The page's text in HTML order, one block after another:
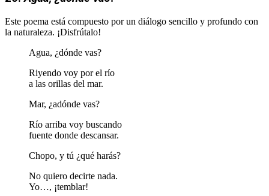
Este poema está compuesto por un diálogo sencillo y profundo con
la naturaleza. ¡Disfrútalo!
Agua, ¿dónde vas?
Riyendo voy por el río
a las orillas del mar.
Mar, ¿adónde vas?
Río arriba voy buscando
fuente donde descansar.
Chopo, y tú ¿qué harás?
No quiero decirte nada.
Yo…, ¡temblar!